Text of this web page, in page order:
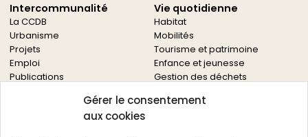
Gérer le consentement
aux cookies
Intercommunalité
La CCDB
Urbanisme
Projets
Emploi
Publications
Vie quotidienne
Habitat
Mobilités
Tourisme et patrimoine
Enfance et jeunesse
Gestion des déchets
Culture